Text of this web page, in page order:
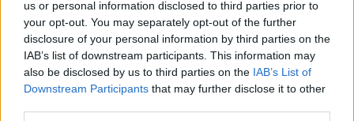
us or personal information disclosed to third parties prior to
your opt-out. You may separately opt-out of the further
disclosure of your personal information by third parties on the
IAB’s list of downstream participants. This information may
also be disclosed by us to third parties on the IAB’s List of
Downstream Participants that may further disclose it to other
ληστείας
«Με προσέγγισε μέσω facebook και μου
ανέφερε ότι εκδίδεται. Έλεγε στην αρχή ότι
είναι 14 ετών και στη συνέχεια 17», δήλωσε
στο δικαστήριο